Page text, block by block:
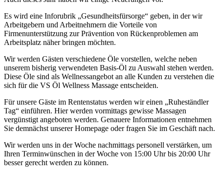
Es wird eine Inforubrik „Gesundheitsfürsorge“ geben, in der wir
Arbeitgebern und Arbeitnehmern die Vorteile von
Firmenunterstützung zur Prävention von Rückenproblemen am
Arbeitsplatz näher bringen möchten.
Wir werden Gästen verschiedene Öle vorstellen, welche neben
unserem bisherig verwendeten Basis-Öl zu Auswahl stehen werden.
Diese Öle sind als Wellnessangebot an alle Kunden zu verstehen die
sich für die VS Öl Wellness Massage entscheiden.
Für unsere Gäste im Rentenstatus werden wir einen „Ruheständler
Tag“ einführen. Hier werden vormittags gewisse Massagen
vergünstigt angeboten werden. Genauere Informationen entnehmen
Sie demnächst unserer Homepage oder fragen Sie im Geschäft nach.
Wir werden uns in der Woche nachmittags personell verstärken, um
Ihren Terminwünschen in der Woche von 15:00 Uhr bis 20:00 Uhr
besser gerecht werden zu können.